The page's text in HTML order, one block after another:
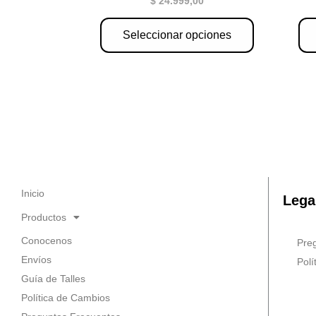
Seleccionar opciones
producto
Inicio
Productos
Conocenos
Envíos
Guía de Talles
Política de Cambios